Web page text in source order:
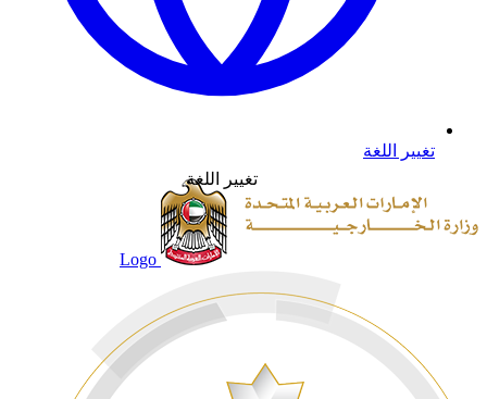
تغيير اللغة
تغيير اللغة
Logo